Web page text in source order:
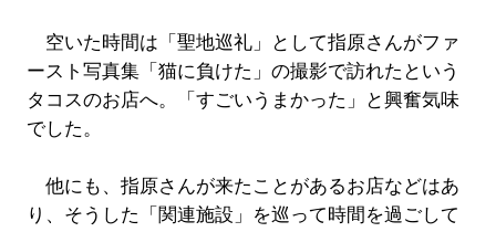
空いた時間は「聖地巡礼」として指原さんがファ
ースト写真集「猫に負けた」の撮影で訪れたという
タコスのお店へ。「すごいうまかった」と興奮気味
でした。
他にも、指原さんが来たことがあるお店などはあ
り、そうした「関連施設」を巡って時間を過ごして